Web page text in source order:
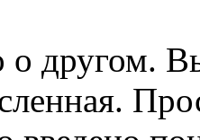
о другом.